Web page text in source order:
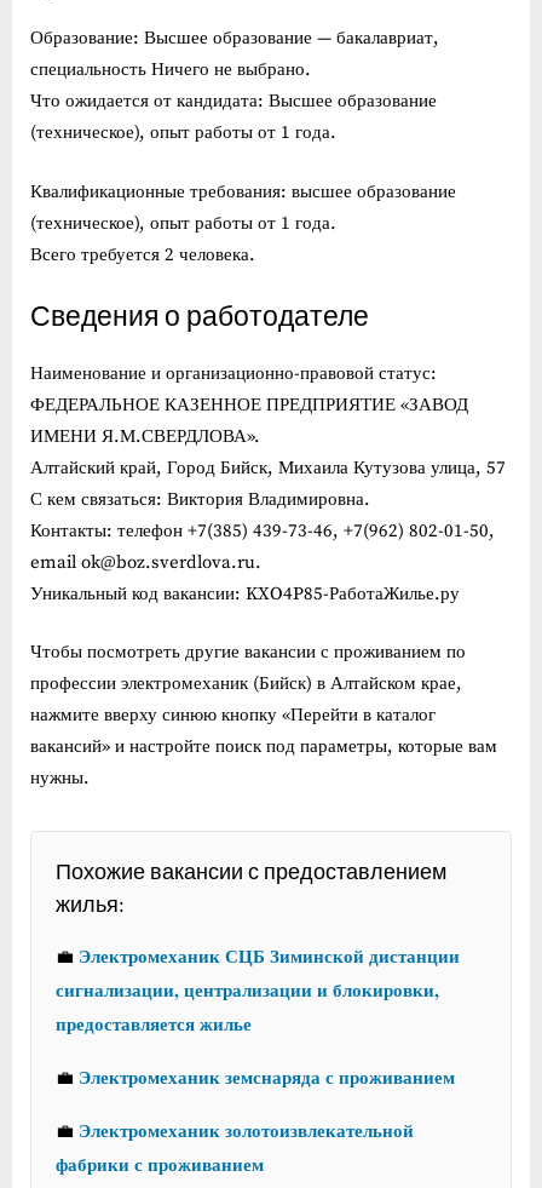
Образование: Высшее образование — бакалавриат,
специальность Ничего не выбрано.
Что ожидается от кандидата: Высшее образование
(техническое), опыт работы от 1 года.
Квалификационные требования: высшее образование
(техническое), опыт работы от 1 года.
Всего требуется 2 человека.
Сведения о работодателе
Наименование и организационно-правовой статус:
ФЕДЕРАЛЬНОЕ КАЗЕННОЕ ПРЕДПРИЯТИЕ «ЗАВОД
ИМЕНИ Я.М.СВЕРДЛОВА».
Алтайский край, Город Бийск, Михаила Кутузова улица, 57
С кем связаться: Виктория Владимировна.
Контакты: телефон +7(385) 439-73-46, +7(962) 802-01-50,
email ok@boz.sverdlova.ru.
Уникальный код вакансии: KXO4P85-РаботаЖилье.ру
Чтобы посмотреть другие вакансии с проживанием по
профессии электромеханик (Бийск) в Алтайском крае,
нажмите вверху синюю кнопку «Перейти в каталог
вакансий» и настройте поиск под параметры, которые вам
нужны.
Похожие вакансии с предоставлением
жилья:
💼 Электромеханик СЦБ Зиминской дистанции
сигнализации, централизации и блокировки,
предоставляется жилье
💼 Электромеханик земснаряда с проживанием
💼 Электромеханик золотоизвлекательной
фабрики с проживанием